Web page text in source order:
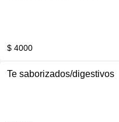
$ 4000
Te saborizados/digestivos